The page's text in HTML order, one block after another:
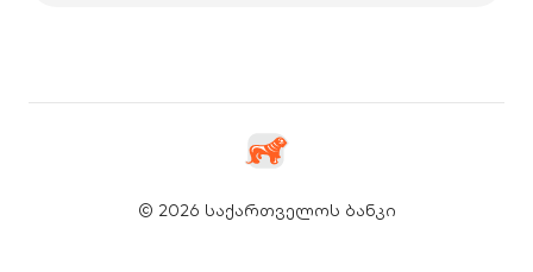
© 2026 საქართველოს ბანკი